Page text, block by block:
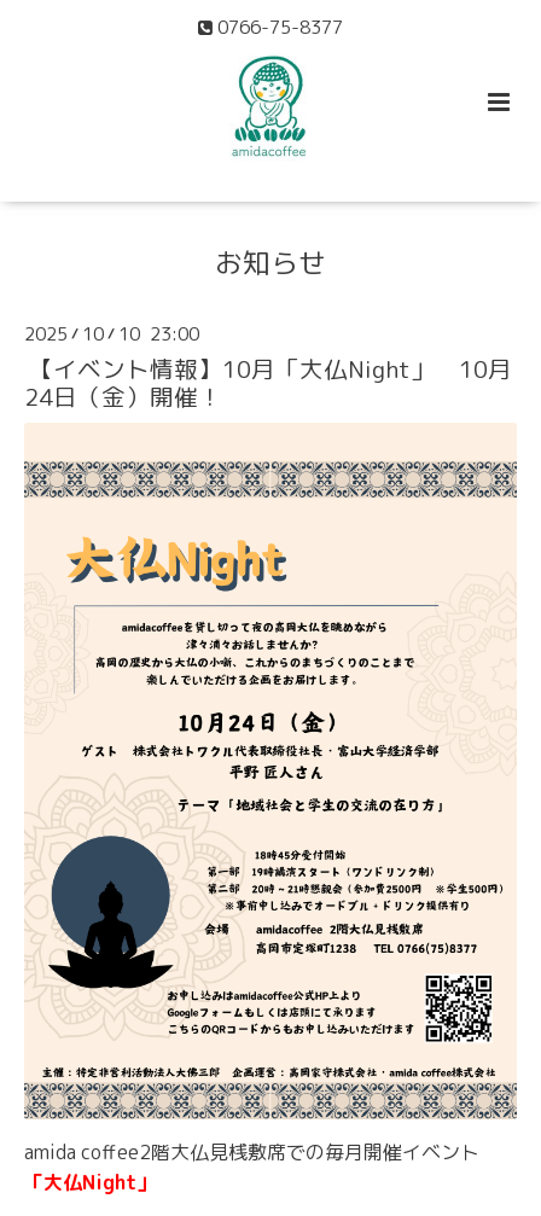
0766-75-8377
お知らせ
2025 / 10/ 10 23:00
【イベント情報】10月「大仏Night」 10月
24日（金）開催！
amida coffee2階大仏見桟敷席での毎月開催イベント
「大仏Night」